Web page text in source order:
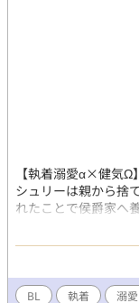
【執着溺愛α×健気Ω
シュリーは親から捨
れたことで侯爵家へ
現れ、アシュリーは
ちたアシュリーが連
け合って暮らす娼
ていたアシュリーの
ンが現れる――。 侯
BL 執着 溺愛